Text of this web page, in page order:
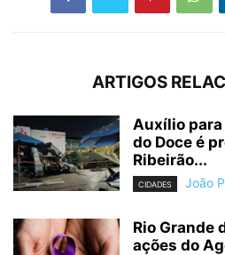
ARTIGOS
Auxílio
do Doce é
Ribeirão...
CIDADES João
Rio Grande
ações do